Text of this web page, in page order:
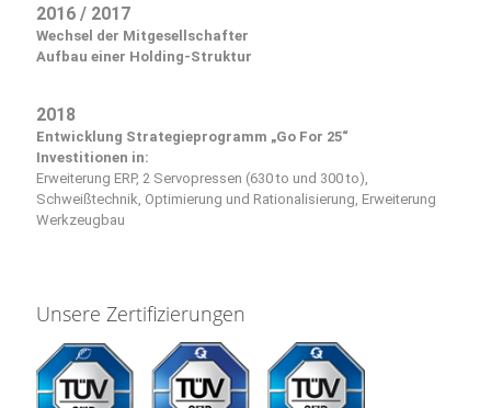
2016 / 2017
Wechsel der Mitgesellschafter
Aufbau einer Holding-Struktur
2018
Entwicklung Strategieprogramm „Go For 25“
Investitionen in:
Erweiterung ERP, 2 Servopressen (630 to und 300 to),
Schweißtechnik, Optimierung und Rationalisierung, Erweiterung
Werkzeugbau
Unsere Zertifizierungen